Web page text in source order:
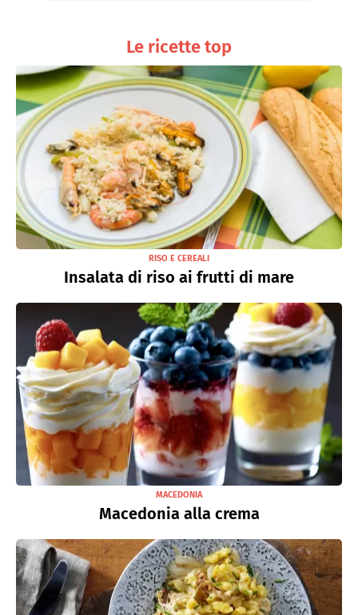
Le ricette top
RISO E CEREALI
Insalata di riso ai frutti di mare
MACEDONIA
Macedonia alla crema